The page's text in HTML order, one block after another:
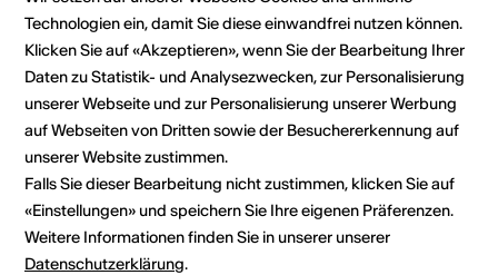
Master of Arts in Germanistik
und Geschichte
Anmeldung /
Kosten
Teilnehmerzahl limitiert, pro
Kind können max. 3 Kurse pro
KinderUni-Semester besucht
werden. Voraussetzung:
Bibliopass Mediathek Wallis.
Kosten
Technologien ein, damit Sie diese einwandfrei nutzen können.
Klicken Sie auf «Akzeptieren», wenn Sie der Bearbeitung Ihrer
Daten zu Statistik- und Analysezwecken, zur Personalisierung
unserer Webseite und zur Personalisierung unserer Werbung
auf Webseiten von Dritten sowie der Besuchererkennung auf
unserer Website zustimmen.
Falls Sie dieser Bearbeitung nicht zustimmen, klicken Sie auf
«Einstellungen» und speichern Sie Ihre eigenen Präferenzen.
Weitere Informationen finden Sie in unserer unserer
Datenschutzerklärung.